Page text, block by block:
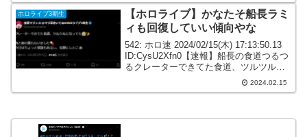
ホロライブ3期生
【ホロライブ】かなたそ船長ラミ
ィも回復していい傾向やな
542: ホロ速 2024/02/15(木) 17:13:50.13
ID:CysU2Xfn0【速報】船長の食道つるつ
るクレーターできてた食道、ツルツルに
なってた😭✨咳と痰の薬もらいました💊
今日はちょっと収録もあるし、安静にし
2024.02.15